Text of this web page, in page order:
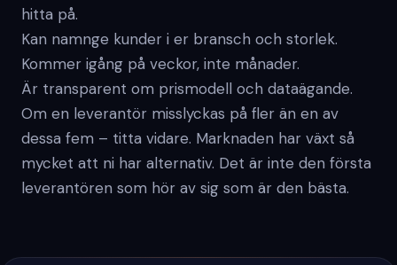
hitta på.
Kan namnge kunder i er bransch och storlek.
Kommer igång på veckor, inte månader.
Är transparent om prismodell och dataägande.
Om en leverantör misslyckas på fler än en av
dessa fem – titta vidare. Marknaden har växt så
mycket att ni har alternativ. Det är inte den första
leverantören som hör av sig som är den bästa.